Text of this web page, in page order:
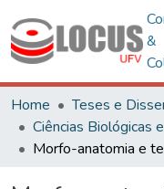
&
Home
Teses e